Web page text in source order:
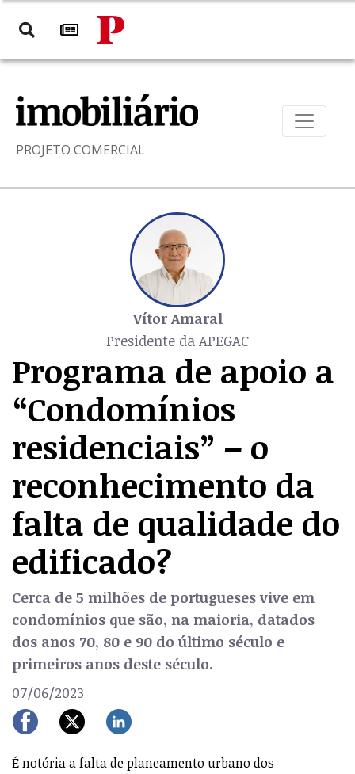
PROJETO COMERCIAL
Vítor Amaral
Presidente da APEGAC
Programa de apoio a
“Condomínios
residenciais” – o
reconhecimento da
falta de qualidade do
edificado?
Cerca de 5 milhões de portugueses vive em
condomínios que são, na maioria, datados
dos anos 70, 80 e 90 do último século e
primeiros anos deste século.
07/06/2023
É notória a falta de planeamento urbano dos